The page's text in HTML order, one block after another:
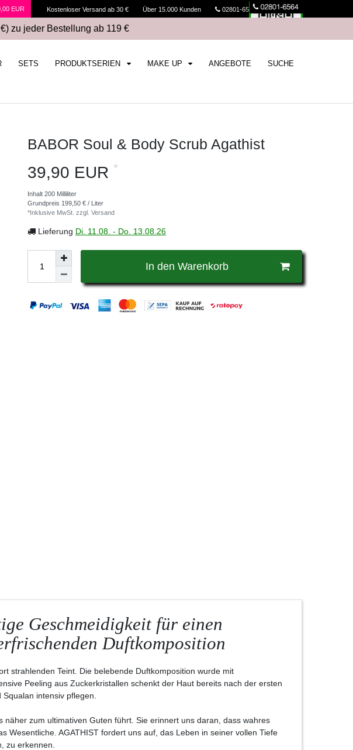
Kostenloser Versand ab 30 € Über 15.000 Kunden 02801-6564 Kasse
EUR
zu jeder Bestellung ab 119 €
SETS PRODUKTSERIEN MAKE UP ANGEBOTE SUCHE
BABOR Soul & Body Scrub Agathist
39,90 EUR *
Inhalt 200 Milliliter
Grundpreis 199,50 € / Liter
*Inklusive MwSt. zzgl. Versand
Lieferung Di. 11.08. - Do. 13.08.26
In den Warenkorb
Geschmeidigkeit für einen
Duftkomposition
strahlenden Teint. Die belebende Duftkomposition wurde mit
Peeling aus Zuckerkristallen schenkt der Haut bereits nach der ersten
intensiv pflegen.
zum ultimativen Guten führt. Sie erinnert uns daran, dass wahres
AGATHIST fordert uns auf, das Leben in seiner vollen Tiefe
zu erkennen.